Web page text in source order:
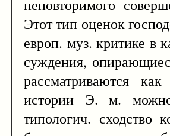
неповторимого
Этот тип оценок
европ. муз. критике в
суждения,
рассматриваются
истории Э. м.
типологич.